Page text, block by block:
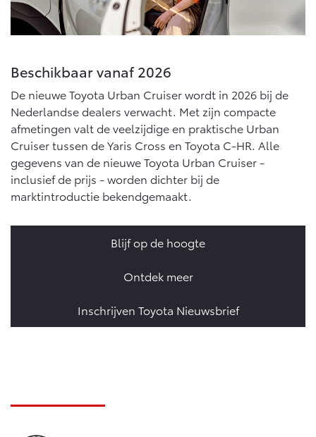
Beschikbaar vanaf 2026
De nieuwe Toyota Urban Cruiser wordt in 2026 bij de
Nederlandse dealers verwacht. Met zijn compacte
afmetingen valt de veelzijdige en praktische Urban
Cruiser tussen de Yaris Cross en Toyota C-HR. Alle
gegevens van de nieuwe Toyota Urban Cruiser -
inclusief de prijs - worden dichter bij de
marktintroductie bekendgemaakt.
Blijf op de hoogte
Ontdek meer
Inschrijven Toyota Nieuwsbrief